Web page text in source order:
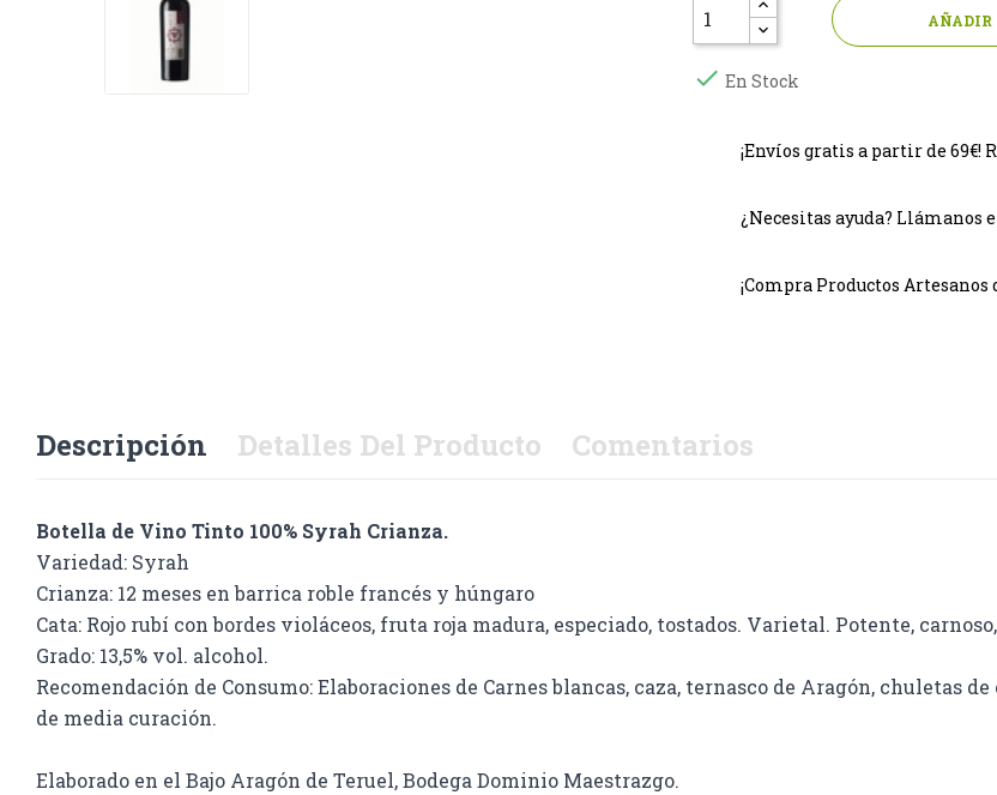
AÑADIR
 En Stock
¡Envíos gratis a partir de 69€!
¿Necesitas ayuda? Llámanos
¡Compra Productos
Descripción Detalles Del Producto Comentarios
Botella de Vino Tinto 100% Syrah Crianza.
Variedad: Syrah
Crianza: 12 meses en barrica roble francés y húngaro
Cata: Rojo rubí con bordes violáceos, fruta roja madura, especiado, tostados. Varietal. Potente,
Grado: 13,5% vol. alcohol.
Recomendación de Consumo: Elaboraciones de Carnes blancas, caza, ternasco de Aragón, chuletas
de media curación.
Elaborado en el Bajo Aragón de Teruel,Bodega Dominio Maestrazgo.